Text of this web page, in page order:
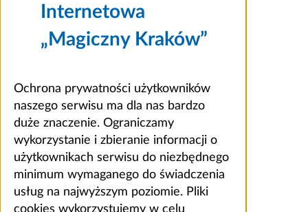
Internetowa
„Magiczny Kraków”
Ochrona prywatności użytkowników
naszego serwisu ma dla nas bardzo
duże znaczenie. Ograniczamy
wykorzystanie i zbieranie informacji o
użytkownikach serwisu do niezbędnego
minimum wymaganego do świadczenia
usług na najwyższym poziomie. Pliki
cookies wykorzystujemy w celu